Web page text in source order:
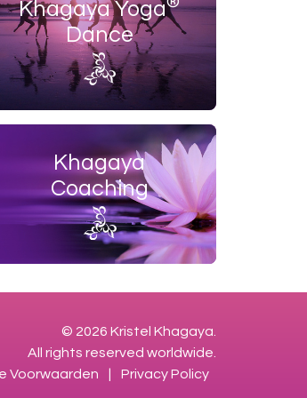
Khagaya Yoga
Dance
Khagaya
Coaching
© 2026 Kristel Khagaya.
All rights reserved worldwide.
Voorwaarden
Privacy Policy